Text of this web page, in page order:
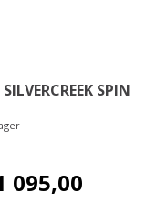
SPIN
095,00